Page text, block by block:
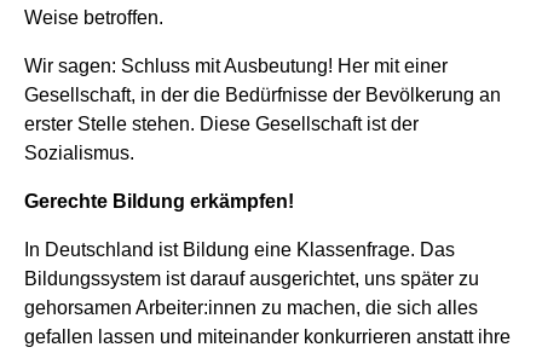
Weise betroffen.
Wir sagen: Schluss mit Ausbeutung! Her mit einer
Gesellschaft, in der die Bedürfnisse der Bevölkerung an
erster Stelle stehen. Diese Gesellschaft ist der
Sozialismus.
Gerechte Bildung erkämpfen!
In Deutschland ist Bildung eine Klassenfrage. Das
Bildungssystem ist darauf ausgerichtet, uns später zu
gehorsamen Arbeiter:innen zu machen, die sich alles
gefallen lassen und miteinander konkurrieren anstatt ihre